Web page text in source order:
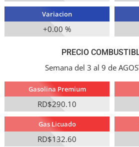
Variacion
+0.00 %
PRECIO
Semana del 3 al 9 de
Gasolina Premium
RD$290.10
Gas Licuado
RD$132.60